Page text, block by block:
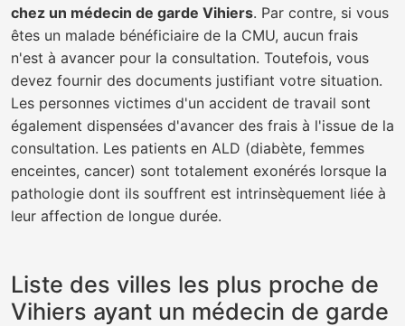
chez un médecin de garde Vihiers. Par contre, si vous
êtes un malade bénéficiaire de la CMU, aucun frais
n'est à avancer pour la consultation. Toutefois, vous
devez fournir des documents justifiant votre situation.
Les personnes victimes d'un accident de travail sont
également dispensées d'avancer des frais à l'issue de la
consultation. Les patients en ALD (diabète, femmes
enceintes, cancer) sont totalement exonérés lorsque la
pathologie dont ils souffrent est intrinsèquement liée à
leur affection de longue durée.
Liste des villes les plus proche de
Vihiers ayant un médecin de garde